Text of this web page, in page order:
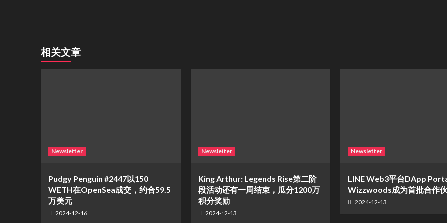
相关文章
Newsletter
Pudgy Penguin #2447以150
WETH在OpenSea成交，约合59.5
万美元
2024-12-16
Newsletter
King Arthur: Legends Rise第二阶
段活动还有一周结束，瓜分1200万
积分奖励
2024-12-13
Newsletter
LINE Web3平台DApp
Wizzwoods成为首批合作
2024-12-13